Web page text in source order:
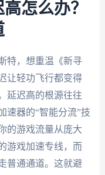
怎么办？
特，想重温《新寻
让轻功飞行都变得
延迟高的根源往往
速器的“智能分流”技
的游戏流量从庞大
游戏加速专线，而
普通通道。这就避